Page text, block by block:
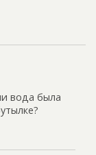
вода была